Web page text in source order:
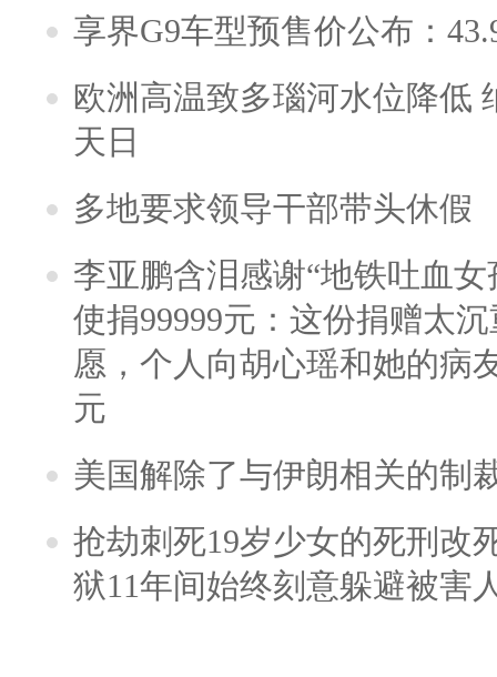
享界G9车型预售价公布：
欧洲高温致多瑙河水位降低
天日
多地要求领导干部带头休假
李亚鹏含泪感谢“地铁吐血
使捐99999元：这份捐赠太
愿，个人向胡心瑶和她的病
元
美国解除了与伊朗相关的制
抢劫刺死19岁少女的死刑改
狱11年间始终刻意躲避被害